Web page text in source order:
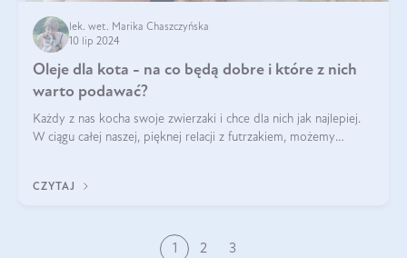
lek. wet. Marika Chaszczyńska
10 lip 2024
Oleje dla kota - na co będą dobre i które z nich
warto podawać?
Każdy z nas kocha swoje zwierzaki i chce dla nich jak najlepiej.
W ciągu całej naszej, pięknej relacji z futrzakiem, możemy
CZYTAJ
1 2 3